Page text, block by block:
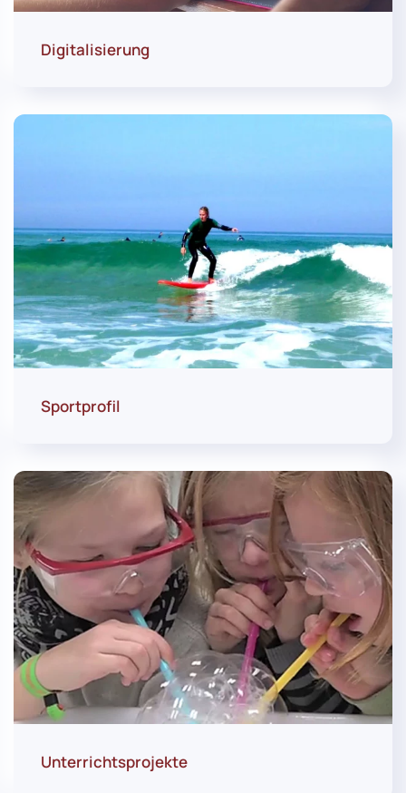
Digitalisierung
Sportprofil
Unterrichtsprojekte